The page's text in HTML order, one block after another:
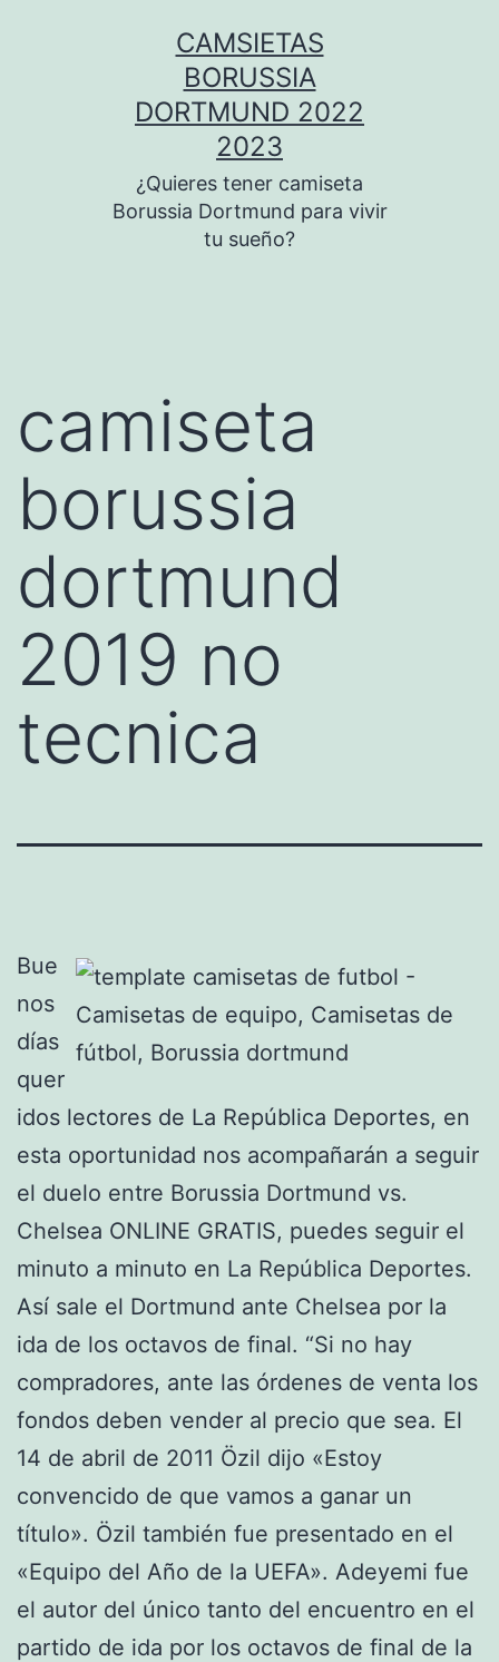
CAMSIETAS
BORUSSIA
DORTMUND 2022
2023
¿Quieres tener camiseta
Borussia Dortmund para vivir
tu sueño?
camiseta
borussia
dortmund
2019 no
tecnica
Bue
nos
días
quer
idos lectores de La República Deportes, en
esta oportunidad nos acompañarán a seguir
el duelo entre Borussia Dortmund vs.
Chelsea ONLINE GRATIS, puedes seguir el
minuto a minuto en La República Deportes.
Así sale el Dortmund ante Chelsea por la
ida de los octavos de final. “Si no hay
compradores, ante las órdenes de venta los
fondos deben vender al precio que sea. El
14 de abril de 2011 Özil dijo «Estoy
convencido de que vamos a ganar un
título». Özil también fue presentado en el
«Equipo del Año de la UEFA». Adeyemi fue
el autor del único tanto del encuentro en el
partido de ida por los octavos de final de la